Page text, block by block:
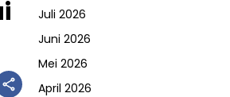
Juli 2026
Juni 2026
Mei 2026
April 2026